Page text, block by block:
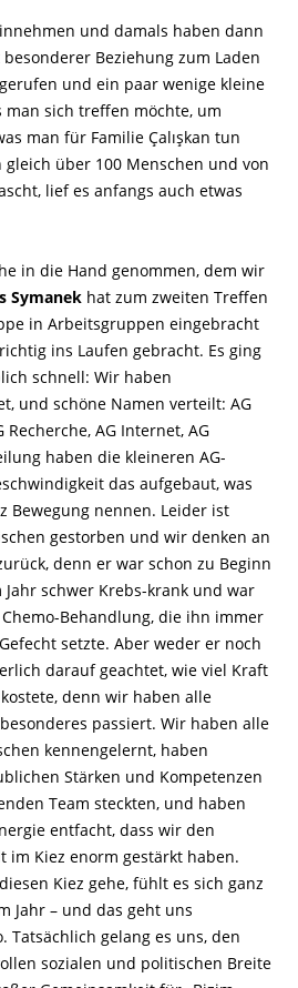
und damals haben dann
Beziehung zum Laden
und ein paar wenige kleine
man sich treffen möchte, um
man für Familie Çalışkan tun
gleich über 100 Menschen und von
lief es anfangs auch etwas
in die Hand genommen, dem wir
Symanek hat zum zweiten Treffen
in Arbeitsgruppen eingebracht
ins Laufen gebracht. Es ging
schnell: Wir haben
und schöne Namen verteilt: AG
Recherche, AG Internet, AG
haben die kleineren AG-
das aufgebaut, was
Bewegung nennen. Leider ist
gestorben und wir denken an
denn er war schon zu Beginn
schwer Krebs-krank und war
Behandlung, die ihn immer
setzte. Aber weder er noch
darauf geachtet, wie viel Kraft
denn wir haben alle
passiert. Wir haben alle
kennengelernt, haben
Stärken und Kompetenzen
Team steckten, und haben
entfacht, dass wir den
im Kiez enorm gestärkt haben.
Kiez gehe, fühlt es sich ganz
Jahr – und das geht uns
Tatsächlich gelang es uns, den
sozialen und politischen Breite